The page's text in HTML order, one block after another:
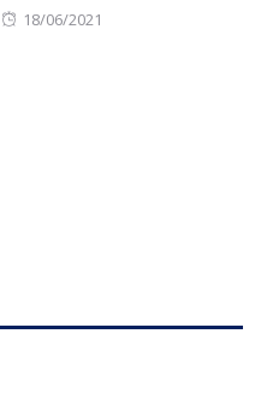
Posted
18/06/2021